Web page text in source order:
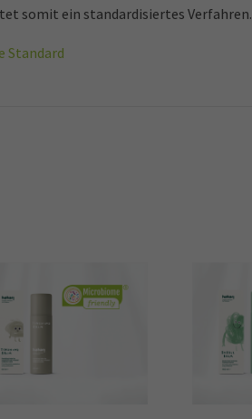
somit ein standardisiertes Verfahren.
Standard